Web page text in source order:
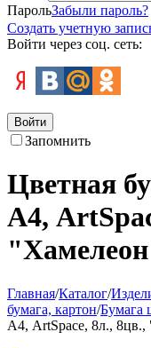
ПарольЗабыли пароль?
Создать учетную
Войти через соц. сеть:
Войти
Запомнить
Цветная
А4,
Главная/Каталог/
бумага, картон/Бумага
А4, ArtSpace, 8л.,